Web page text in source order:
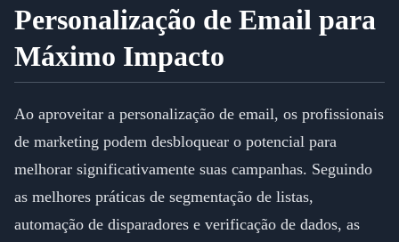
Personalização de Email para
Máximo Impacto
Ao aproveitar a personalização de email, os profissionais
de marketing podem desbloquear o potencial para
melhorar significativamente suas campanhas. Seguindo
as melhores práticas de segmentação de listas,
automação de disparadores e verificação de dados, as